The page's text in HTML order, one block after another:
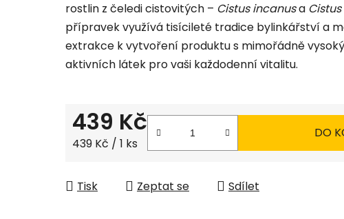
5,0
z
5
hvězdiček.
rostlin z čeledi cistovitých – Cistus incanusa
přípravek využívá tisícileté tradice bylinkářství a
extrakce k vytvoření produktu s mimořádně
aktivních látek pro vaši každodenní vitalitu.
439 Kč
Měrná cena:
439 Kč / 1 ks
DO
Tisk Zeptat se Sdílet